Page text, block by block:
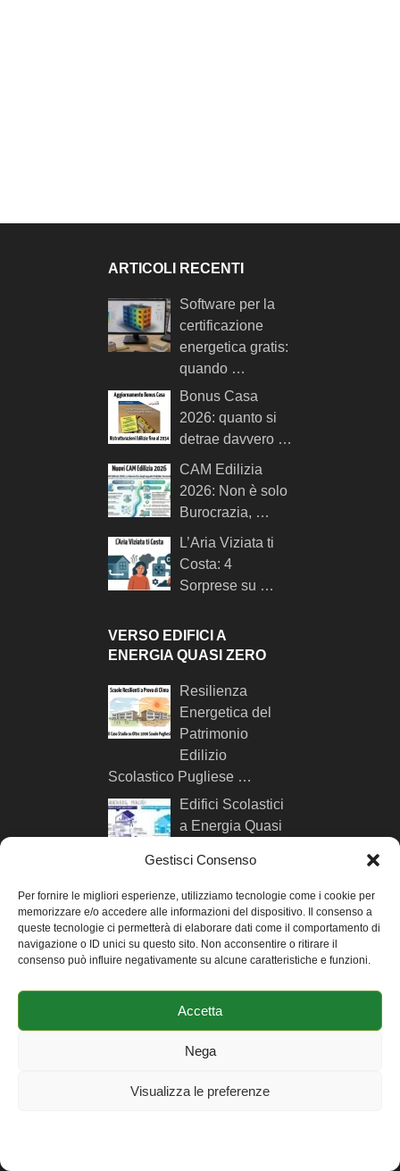
Gestisci Consenso
Per fornire le migliori esperienze, utilizziamo tecnologie come i cookie per
memorizzare e/o accedere alle informazioni del dispositivo. Il consenso a
queste tecnologie ci permetterà di elaborare dati come il comportamento di
navigazione o ID unici su questo sito. Non acconsentire o ritirare il
consenso può influire negativamente su alcune caratteristiche e funzioni.
Accetta
Nega
Visualizza le preferenze
ARTICOLI RECENTI
Software per la
certificazione
energetica gratis:
quando …
Bonus Casa
2026: quanto si
detrae davvero …
CAM Edilizia
2026: Non è solo
Burocrazia, …
L’Aria Viziata ti
Costa: 4
Sorprese su …
VERSO EDIFICI A
ENERGIA QUASI ZERO
Resilienza
Energetica del
Patrimonio
Edilizio
Scolastico Pugliese …
Edifici Scolastici
a Energia Quasi
Energetica
Dinamica: 16
Motivi per cui …
per la
Simulazione
Energetica Dinamica …